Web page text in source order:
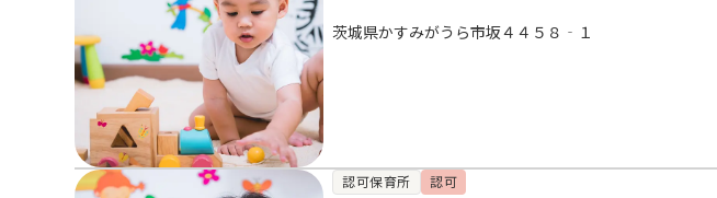
茨城県かすみがうら市坂４４５８‐１
認可保育所 認可